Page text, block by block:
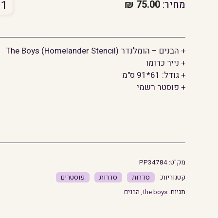
מחיר: 75.00
₪
-
+ הבנים – הומלנדר The Boys (Homelander Stencil)
+ נייר כרומו
+ גודל: 61*91 ס"מ
+ פוסטר רשמי
מק"ט: PP34784
סדרות סדרות פוסטרים
תגיות: the boys
, הבנים